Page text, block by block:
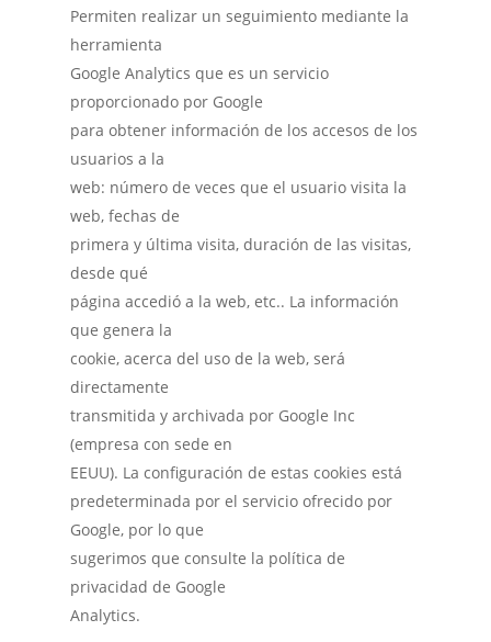
Permiten realizar un seguimiento mediante la
herramienta
Google Analytics que es un servicio
proporcionado por Google
para obtener información de los accesos de los
usuarios a la
web: número de veces que el usuario visita la
web, fechas de
primera y última visita, duración de las visitas,
desde qué
página accedió a la web, etc.. La información
que genera la
cookie, acerca del uso de la web, será
directamente
transmitida y archivada por Google Inc
(empresa con sede en
EEUU). La configuración de estas cookies está
predeterminada por el servicio ofrecido por
Google, por lo que
sugerimos que consulte la política de
privacidad de Google
Analytics.